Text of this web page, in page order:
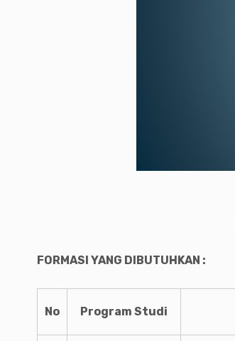
FORMASI YANG DIBUTUHKAN :
No Program Studi